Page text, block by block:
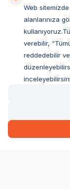
599,00TL
Müşteri Hizmetleri
Ovacık Mah.
Müşteri Destek Hattı
Web
alanlarınıza
verebilir,
reddedebilir